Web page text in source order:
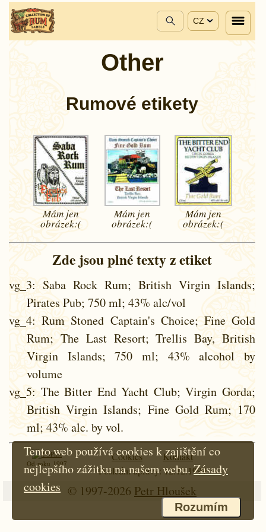
CZ
Other
Rumové etikety
Mám jen
obrázek:(
Mám jen
obrázek:(
Mám jen
obrázek:(
Zde jsou plné texty z etiket
vg_3: Saba Rock Rum; British Virgin Islands;
Pirates Pub; 750 ml; 43% alc/vol
vg_4: Rum Stoned Captain's Choice; Fine Gold
Rum; The Last Resort; Trellis Bay, British
Virgin Islands; 750 ml; 43% alcohol by
volume
vg_5: The Bitter End Yacht Club; Virgin Gorda;
British Virgin Islands; Fine Gold Rum; 170
ml; 43% alc. by vol.
Od roku 1997
Cookies
Kontakt
Poslední úpravy: 12.12.1999
© 1997-2026 Petr Hloušek
Tento web používá cookies k zajištění co
nejlepšího zážitku na našem webu.Zásady
cookies
Rozumím